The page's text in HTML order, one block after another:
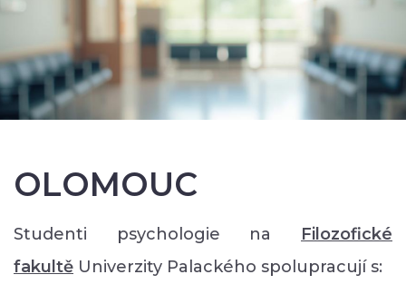
OLOMOUC
Studenti psychologie na Filozofické
faku ltě Univerzity Palackého spolupracují s: